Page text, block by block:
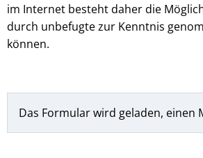
im Internet besteht daher die
durch unbefugte zur Kenntnis
können.
Das Formular wird geladen,